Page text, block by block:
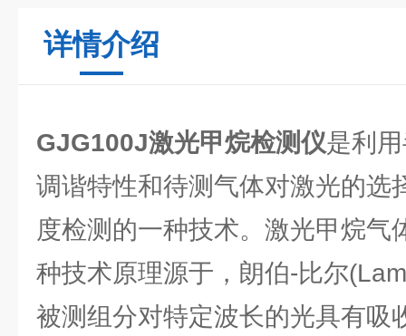
详情介绍
GJG100J激光甲烷检测仪是利
调谐特性和待测气体对激光的选
度检测的一种技术。激光甲烷气
种技术原理源于，朗伯-比尔
被测组分对特定波长的光具有吸